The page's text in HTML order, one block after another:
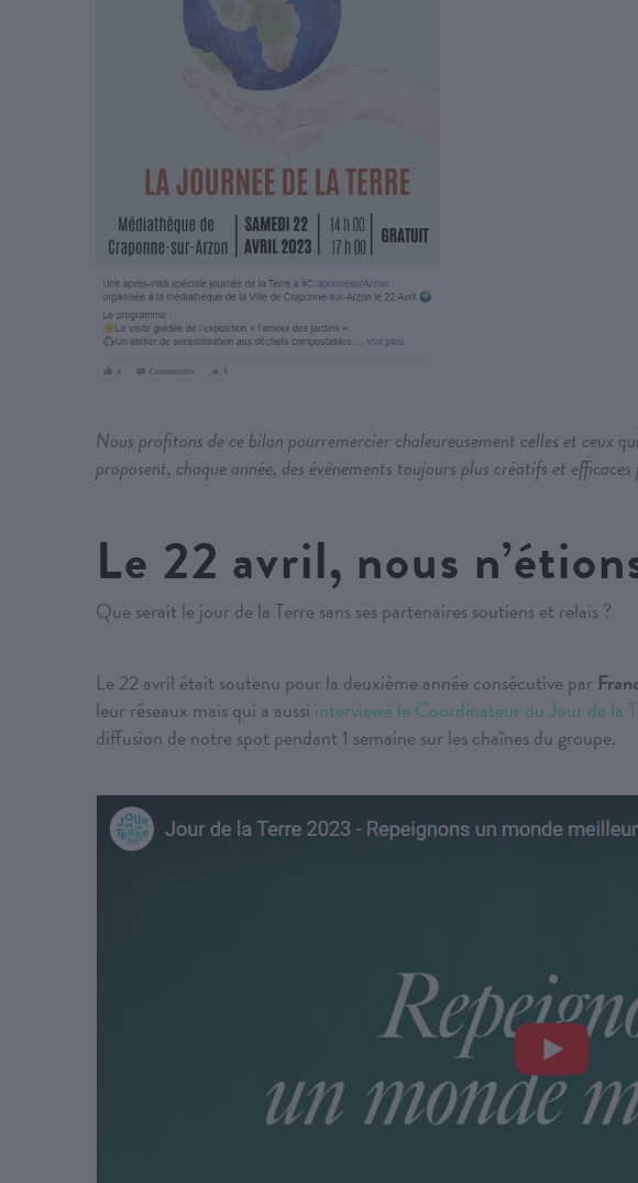
Nous profitons de ce bilan pourremercier chaleureusement celles et ceux
proposent, chaque année, des évènements toujours plus créatifs et
Le 22 avril, nous
Que serait le jour de la Terre sans ses partenaires soutiens et relais ?
Le 22 avril était soutenu pour la deuxième année consécutive par
leur réseaux mais qui a aussi interviewé le Coordinateur du Jour de la
diffusion de notre spot pendant 1 semaine sur les chaînes du groupe.